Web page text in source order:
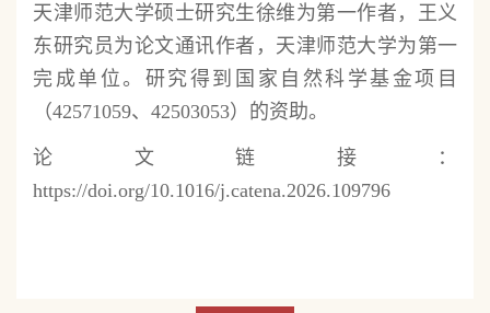
天津师范大学硕士研究生徐维为第一作者，王义
东研究员为论文通讯作者，天津师范大学为第一
完成单位。研究得到国家自然科学基金项目
（42571059、42503053）的资助。
论文链接：
https://doi.org/10.1016/j.catena.2026.109796